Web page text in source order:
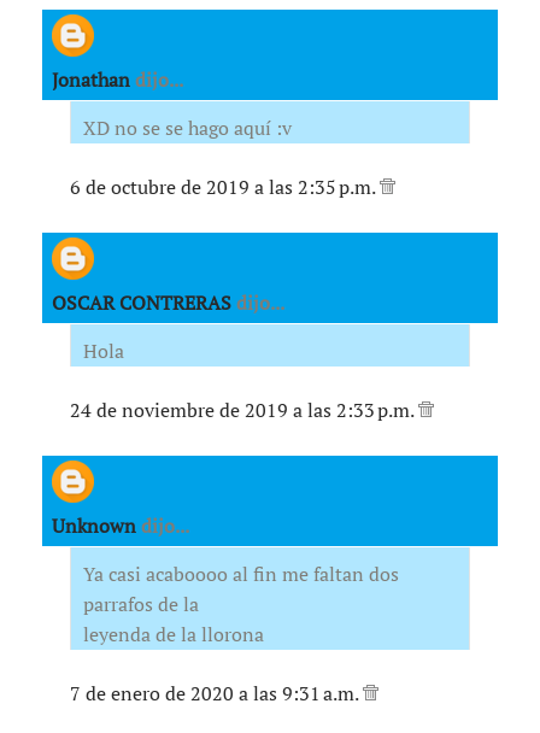
Jonathandijo...
XD no se se hago aquí :v
6 de octubre de 2019 a las 2:35 p.m.
OSCAR CONTRERASdijo...
Hola
24 de noviembre de 2019 a las 2:33 p.m.
Unknowndijo...
Ya casi acaboooo al fin me faltan dos
parrafos de la
leyenda de la llorona
7 de enero de 2020 a las 9:31 a.m.